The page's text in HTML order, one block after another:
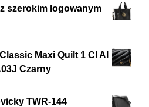
szerokim logowanym
Maxi Quilt 1 Cl AI
Czarny
TWR-144